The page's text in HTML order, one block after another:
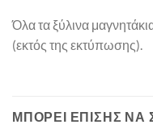
Όλα τα ξύλινα
(εκτός της εκτύπωσης).
ΜΠΟΡΕΊ ΕΠΊΣΗΣ ΝΑ